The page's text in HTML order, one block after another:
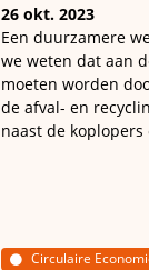
26 okt. 2023
Een duurzamere
we weten dat aan
moeten worden
de afval- en
naast de
Circulaire